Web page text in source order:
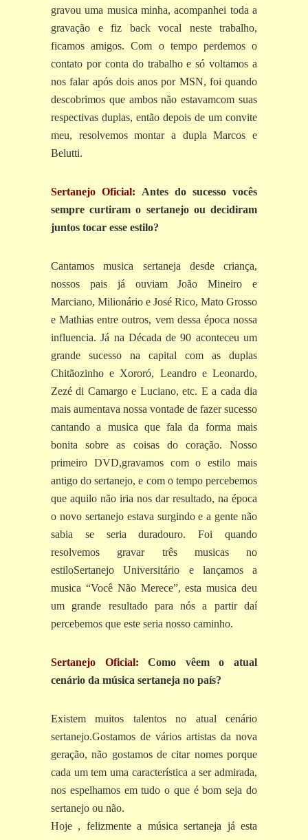
gravou uma musica minha, acompanhei toda a
gravação e fiz back vocal neste trabalho,
ficamos amigos. Com o tempo perdemos o
contato por conta do trabalho e só voltamos a
nos falar após dois anos por MSN, foi quando
descobrimos que ambos não estavamcom suas
respectivas duplas, então depois de um convite
meu, resolvemos montar a dupla Marcos e
Belutti.
Sertanejo Oficial: Antes do sucesso vocês
sempre curtiram o sertanejo ou decidiram
juntos tocar esse estilo?
Cantamos musica sertaneja desde criança,
nossos pais já ouviam João Mineiro e
Marciano, Milionário e José Rico, Mato Grosso
e Mathias entre outros, vem dessa época nossa
influencia. Já na Década de 90 aconteceu um
grande sucesso na capital com as duplas
Chitãozinho e Xororó, Leandro e Leonardo,
Zezé di Camargo e Luciano, etc. E a cada dia
mais aumentava nossa vontade de fazer sucesso
cantando a musica que fala da forma mais
bonita sobre as coisas do coração. Nosso
primeiro DVD,gravamos com o estilo mais
antigo do sertanejo, e com o tempo percebemos
que aquilo não iria nos dar resultado, na época
o novo sertanejo estava surgindo e a gente não
sabia se seria duradouro. Foi quando
resolvemos gravar três musicas no
estiloSertanejo Universitário e lançamos a
musica “Você Não Merece”, esta musica deu
um grande resultado para nós a partir daí
percebemos que este seria nosso caminho.
Sertanejo Oficial: Como vêem o atual
cenário da música sertaneja no país?
Existem muitos talentos no atual cenário
sertanejo.Gostamos de vários artistas da nova
geração, não gostamos de citar nomes porque
cada um tem uma característica a ser admirada,
nos espelhamos em tudo o que é bom seja do
sertanejo ou não.
Hoje , felizmente a música sertaneja já esta